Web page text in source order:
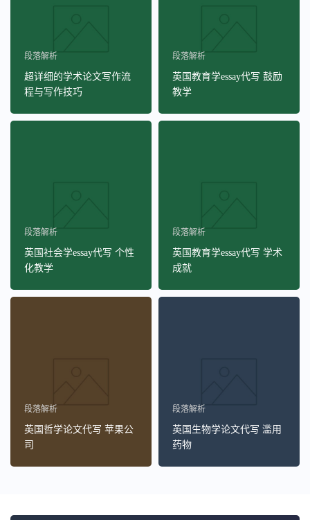
段落解析
超详细的学术论文写作流
程与写作技巧
段落解析
英国教育学essay代写 鼓励
教学
段落解析
英国社会学essay代写 个性
化教学
段落解析
英国教育学essay代写 学术
成就
段落解析
英国哲学论文代写 苹果公
司
段落解析
英国生物学论文代写 滥用
药物